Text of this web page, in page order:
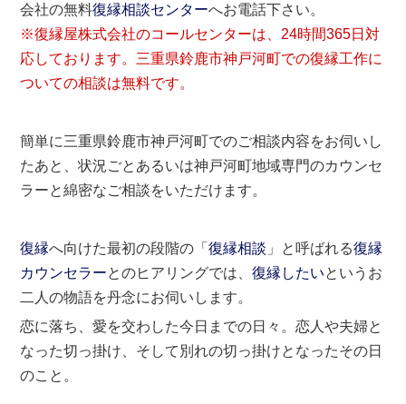
会社の無料復縁相談センターへお電話下さい。
※復縁屋株式会社のコールセンターは、24時間365日対
応しております。三重県鈴鹿市神戸河町での復縁工作に
ついての相談は無料です。
簡単に三重県鈴鹿市神戸河町でのご相談内容をお伺いし
たあと、状況ごとあるいは神戸河町地域専門のカウンセ
ラーと綿密なご相談をいただけます。
復縁へ向けた最初の段階の「復縁相談 」と呼ばれる復縁
カウンセラーとのヒアリングでは、復縁したいというお
二人の物語を丹念にお伺いします。
恋に落ち、愛を交わした今日までの日々。恋人や夫婦と
なった切っ掛け、そして別れの切っ掛けとなったその日
のこと。